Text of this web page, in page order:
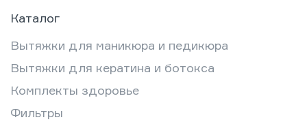
Каталог
Вытяжки для маникюра и педикюра
Вытяжки для кератина и ботокса
Комплекты здоровье
Фильтры